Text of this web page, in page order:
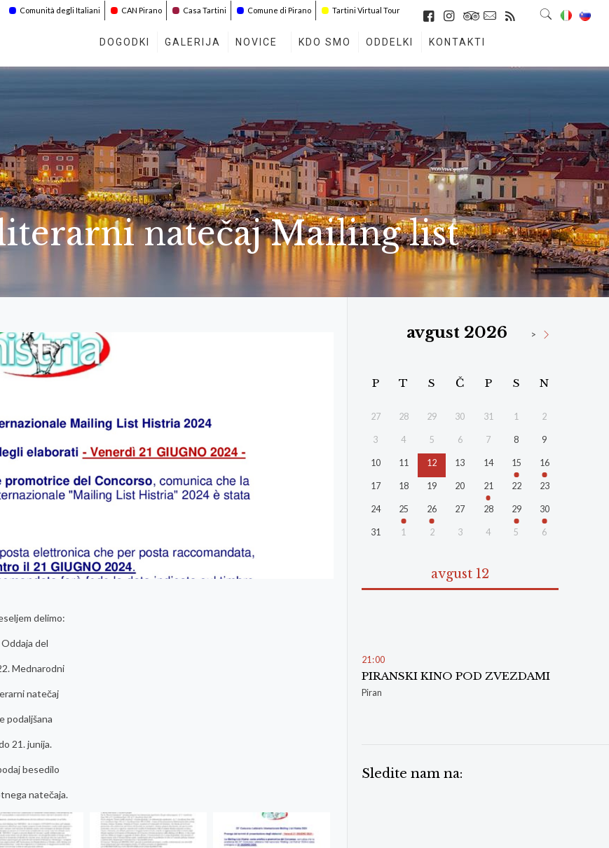
Comunità degli Italiani CAN Pirano Casa Tartini Comune di Pirano Tartini Virtual Tour
DOGODKI GALERIJA NOVICE KDO SMO ODDELKI KONTAKTI
natečaj Mailing list
delimo:
Oddaja del
Mednarodni
natečaj
podaljšana
21. junija.
besedilo
natečaja.
avgust 2026 >
P T S Č P S N
27 28 29 30 31 1 2
3 4 5 6 7 8 9
10 11 12 13 14 15 16
17 18 19 20 21 22 23
24 25 26 27 28 29 30
31 1 2 3 4 5 6
avgust 12
21 :00
PIRANSKI KINO POD ZVEZDAMI
Piran
Sledite nam na: